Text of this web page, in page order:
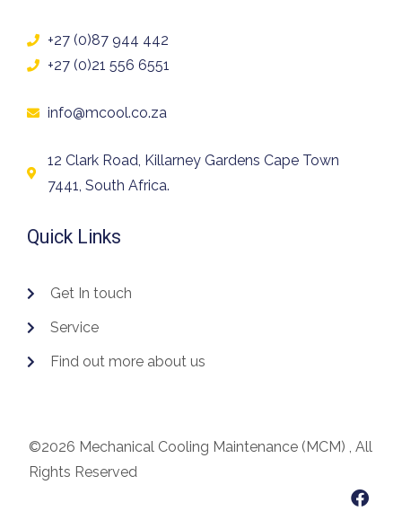
+27 (0)87 944 442
+27 (0)21 556 6551
info@mcool.co.za
12 Clark Road, Killarney Gardens Cape Town
7441, South Africa.
Quick Links
Get In touch
Service
Find out more about us
©2026 Mechanical Cooling Maintenance (MCM) , All
Rights Reserved